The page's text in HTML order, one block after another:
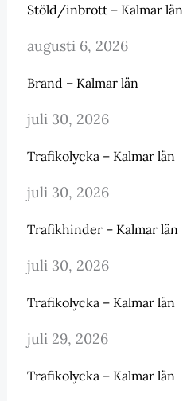
Stöld/inbrott – Kalmar län
augusti 6, 2026
Brand – Kalmar län
juli 30, 2026
Trafikolycka – Kalmar län
juli 30, 2026
Trafikhinder – Kalmar län
juli 30, 2026
Trafikolycka – Kalmar län
juli 29, 2026
Trafikolycka – Kalmar län